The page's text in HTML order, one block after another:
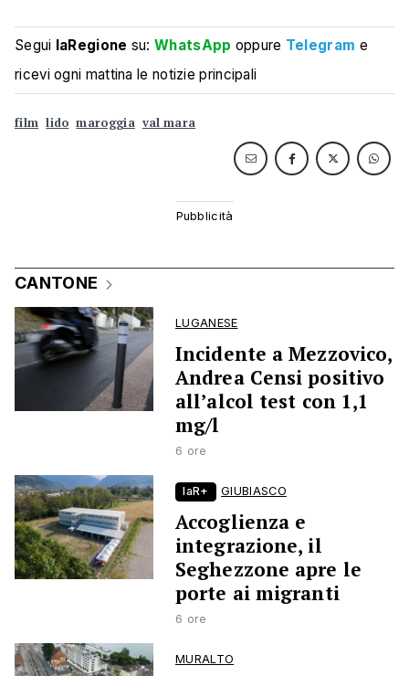
Segui laRegione su:WhatsApp oppure Telegram e
ricevi ogni mattina le notizie principali
film lido maroggia val mara
CANTONE
LUGANESE
Incidente a Mezzovico,
Andrea Censi positivo
all’alcol test con 1,1
mg/l
6 ore
laR+ GIUBIASCO
Accoglienza e
integrazione, il
Seghezzone apre le
porte ai migranti
6 ore
MURALTO